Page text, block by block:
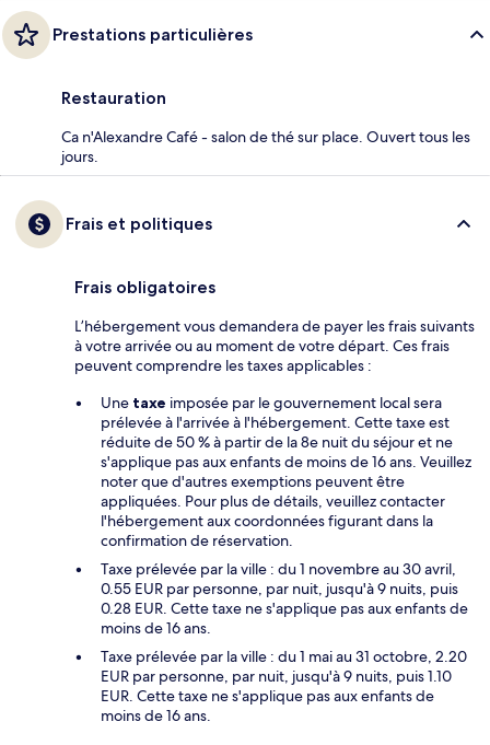
Prestations particulières
Restauration
Ca n'Alexandre Café - salon de thé sur place. Ouvert tous les
jours.
Frais et politiques
Frais obligatoires
L’hébergement vous demandera de payer les frais suivants
à votre arrivée ou au moment de votre départ. Ces frais
peuvent comprendre les taxes applicables :
Une taxe imposée par le gouvernement local sera
prélevée à l'arrivée à l'hébergement. Cette taxe est
réduite de 50 % à partir de la 8e nuit du séjour et ne
s'applique pas aux enfants de moins de 16 ans. Veuillez
noter que d'autres exemptions peuvent être
appliquées. Pour plus de détails, veuillez contacter
l'hébergement aux coordonnées figurant dans la
confirmation de réservation.
Taxe prélevée par la ville : du 1 novembre au 30 avril,
0.55 EUR par personne, par nuit, jusqu'à 9 nuits, puis
0.28 EUR. Cette taxe ne s'applique pas aux enfants de
moins de 16 ans.
Taxe prélevée par la ville : du 1 mai au 31 octobre, 2.20
EUR par personne, par nuit, jusqu'à 9 nuits, puis 1.10
EUR. Cette taxe ne s'applique pas aux enfants de
moins de 16 ans.